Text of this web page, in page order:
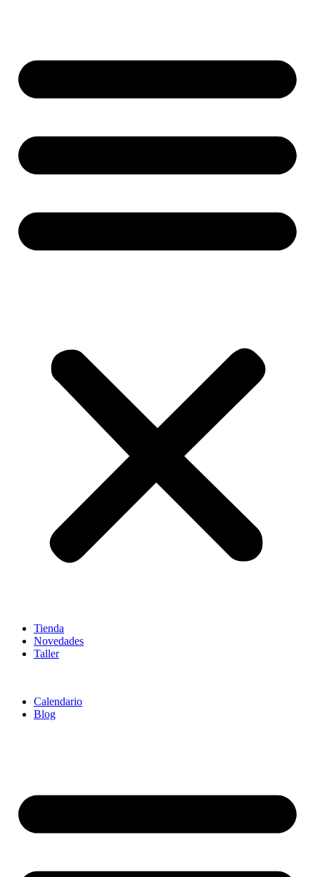
Tienda
Novedades
Taller
Calendario
Blog